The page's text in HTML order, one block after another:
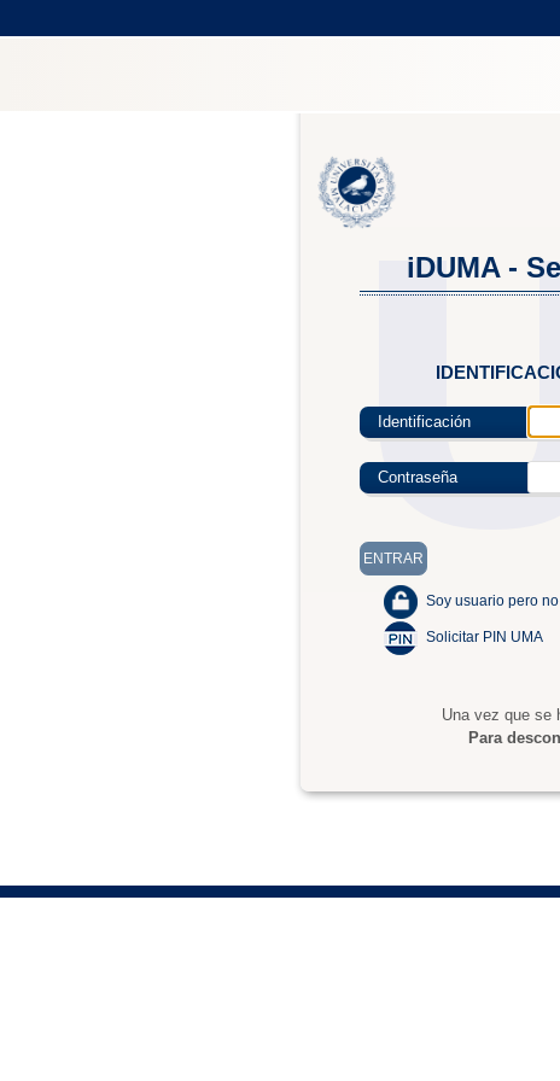
iDUMA -
Identificación
Contraseña
Soy usuario pero
Solicitar PIN UMA
Una vez que se
Para